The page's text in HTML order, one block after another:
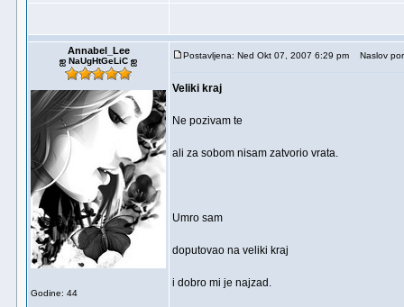
Annabel_Lee
ஐ NaUgHtGeLiC ஐ
Godine: 44
Postavljena: Ned Okt 07, 2007 6:29 pm Naslov
Veliki kraj
Ne pozivam te
ali za sobom nisam zatvorio vrata.
Umro sam
doputovao na veliki kraj
i dobro mi je najzad.